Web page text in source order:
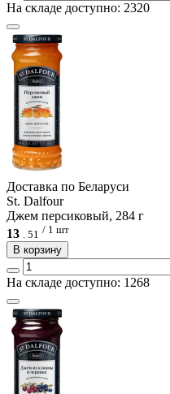
На складе доступно: 2320
Доcтавка по Беларуси
St. Dalfour
Джем персиковый, 284 г
13 . 51 / 1 шт
В корзину
На складе доступно: 1268